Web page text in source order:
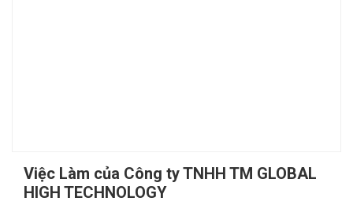
Việc Làm của Công ty TNHH TM GLOBAL
HIGH TECHNOLOGY